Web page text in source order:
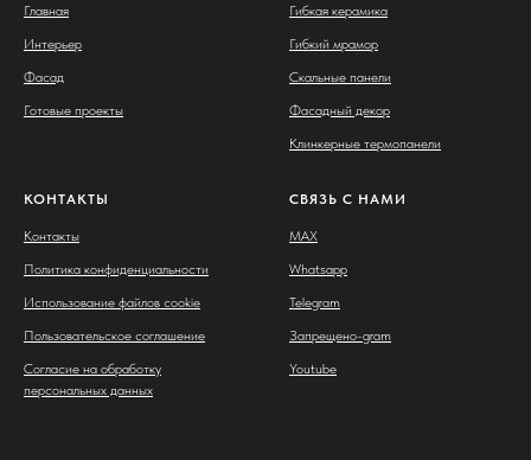
Главная
Интерьер
Фасад
Готовые проекты
Гибкая керамика
Гибкий мрамор
Скальные панели
Фасадный декор
Клинкерные термопанели
КОНТАКТЫ
Контакты
Политика конфиденциальности
Использование файлов cookie
Пользовательское соглашение
Согласие на обработку
персональных данных
СВЯЗЬ С НАМИ
MAX
Whatsapp
Telegram
Запрещено-gram
Youtube